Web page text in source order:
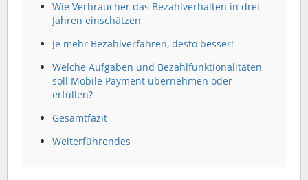
Wie Verbraucher das Bezahlverhalten in drei
Jahren einschätzen
Je mehr Bezahlverfahren, desto besser!
Welche Aufgaben und Bezahlfunktionalitäten
soll Mobile Payment übernehmen oder
erfüllen?
Gesamtfazit
Weiterführendes